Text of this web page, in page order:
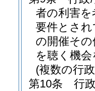
者の利害
要件とさ
の開催そ
を聴く機
(複数の行
第10条
行